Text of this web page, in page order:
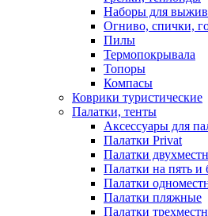
Наборы для
Огниво, спички,
Пилы
Термопокрывала
Топоры
Компасы
Коврики туристические
Палатки, тенты
Аксессуары для
Палатки Privat
Палатки
Палатки на пять и
Палатки
Палатки пляжные
Палатки